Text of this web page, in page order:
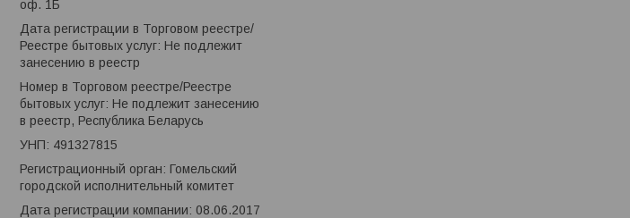
оф. 1Б
Дата регистрации в Торговом реестре/
Реестре бытовых услуг: Не подлежит
занесению в реестр
Номер в Торговом реестре/Реестре
бытовых услуг: Не подлежит занесению
в реестр, Республика Беларусь
УНП: 491327815
Регистрационный орган: Гомельский
городской исполнительный комитет
Дата регистрации компании: 08.06.2017